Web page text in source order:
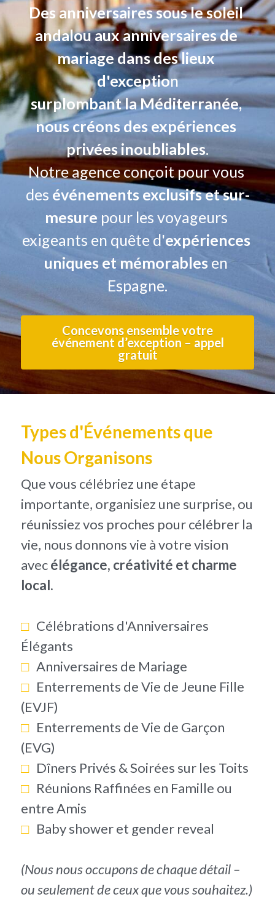
Entreprises
Evénements Privés En Andalousie
Al-Andalus
Rechercher
Français
Français
English
Des anniversaires sous le soleil
andalou aux anniversaires de
mariage dans des lieux
d'exception
surplombant la Méditerranée,
nous créons des expériences
privées inoubliables.
Notre agence conçoit pour vous
des événements exclusifs et sur-
mesure pour les voyageurs
exigeants en quête d'expériences
uniques et mémorables en
Espagne.
Concevons ensemble votre
événement d’exception – appel
gratuit
Types d'Événements que
Nous Organisons
Que vous célébriez une étape
importante, organisiez une surprise, ou
réunissiez vos proches pour célébrer la
vie, nous donnons vie à votre vision
avec élégance, créativité et charme
local.
□ Célébrations d'Anniversaires
Élégants
□ Anniversaires de Mariage
□ Enterrements de Vie de Jeune Fille
(EVJF)
□ Enterrements de Vie de Garçon
(EVG)
□ Dîners Privés & Soirées sur les Toits
□ Réunions Raffinées en Famille ou
entre Amis
□ Baby shower et gender reveal
(Nous nous occupons de chaque détail –
ou seulement de ceux que vous souhaitez.)